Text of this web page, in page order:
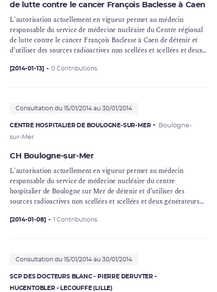
de lutte contre le cancer François Baclesse à Caen
L'autorisation actuellement en vigueur permet au médecin
responsable du service de médecine nucléaire du Centre régional
de lutte contre lecancerFrançois Baclesse à Caen de détenir et
d’utiliser des sources radioactives non scellées et scellées et deux
activité de médecine nucléaire à des fins de diagnostic in vivo, in
[2014-01-13] 0 Contributions
Consultation du 15/01/2014 au 30/01/2014
CENTRE HOSPITALIER DE BOULOGNE-SUR-MER
Boulogne-
sur-Mer
CH Boulogne-sur-Mer
L'autorisation actuellement en vigueur permet au médecin
responsable du service de médecine nucléaire du centre
hospitalier de Boulogne sur Mer de détenir et d’utiliser des
sources radioactives non scellées et scellées et deux générateurs
médecine nucléaire à des fins de diagnostic in vivo et de thérapie.
[2014-01-08] 1 Contributions
Consultation du 15/01/2014 au 30/01/2014
SCP DES DOCTEURS BLANC - PIERRE DERUYTER -
HUGENTOBLER - LECOUFFE (LILLE)